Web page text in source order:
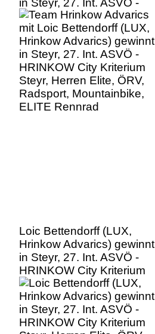
in Steyr, 27. Int. ASVÖ -
HRINKOW City Kriterium
Steyr, Herren Elite, ÖRV,
Radsport, Mountainbike,
ELITE Rennrad
Loic Bettendorff (LUX,
Hrinkow Advarics) gewinnt
in Steyr, 27. Int. ASVÖ -
HRINKOW City Kriterium
Steyr, Herren Elite, ÖRV,
Radsport, Mountainbike,
ELITE Rennrad